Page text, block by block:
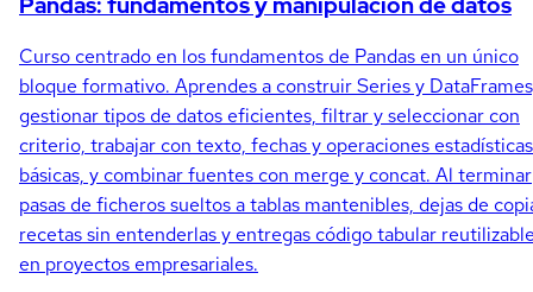
Curso centrado en los fundamentos de Pandas en un único
bloque formativo. Aprendes a construir Series y
gestionar tipos de datos eficientes, filtrar y seleccionar con
criterio, trabajar con texto, fechas y operaciones estadísticas
básicas, y combinar fuentes con merge y concat. Al terminar
pasas de ficheros sueltos a tablas mantenibles, dejas de
recetas sin entenderlas y entregas código tabular
en proyectos empresariales.